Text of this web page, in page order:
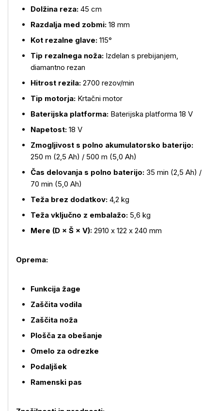
Več o izdelku
Dolžina reza: 45 cm
Razdalja med zobmi: 18 mm
Kot rezalne glave: 115°
Tip rezalnega noža: Izdelan s prebijanjem,
diamantno rezan
Hitrost rezila: 2700 rezov/min
Tip motorja: Krtačni motor
Baterijska platforma: Baterijska platforma 18 V
Napetost: 18 V
Zmogljivost s polno akumulatorsko baterijo:
250 m (2,5 Ah) / 500 m (5,0 Ah)
Čas delovanja s polno baterijo: 35 min (2,5 Ah) /
70 min (5,0 Ah)
Teža brez dodatkov: 4,2 kg
Teža vključno z embalažo: 5,6 kg
Mere (D × Š × V): 2910 x 122 x 240 mm
Oprema:
Funkcija žage
Zaščita vodila
Zaščita noža
Plošča za obešanje
Omelo za odrezke
Podaljšek
Ramenski pas